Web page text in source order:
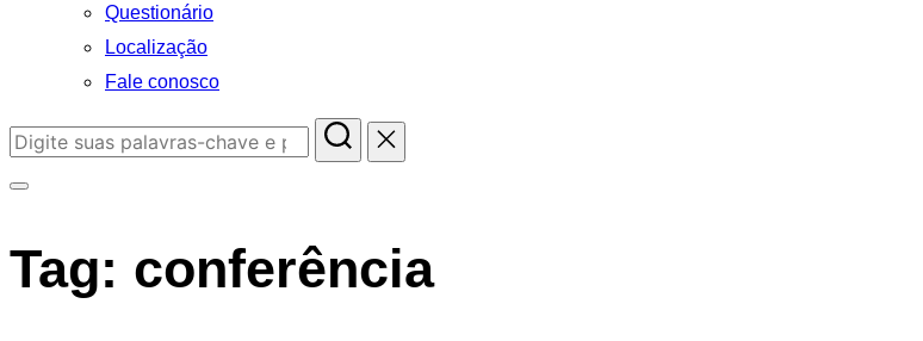
Questionário
Localização
Fale conosco
Pesquisar
lateral
Tag: conferência